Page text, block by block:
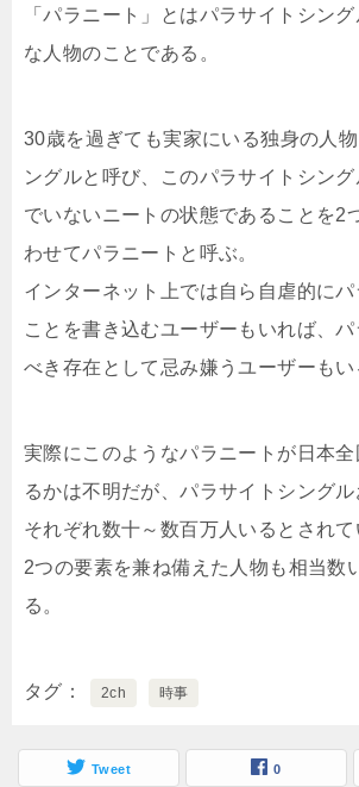
「パラニート」とはパラサイトシン
な人物のことである。
30歳を過ぎても実家にいる独身の人
ングルと呼び、このパラサイトシン
でいないニートの状態であることを2
わせてパラニートと呼ぶ。
インターネット上では自ら自虐的に
ことを書き込むユーザーもいれば、
べき存在として忌み嫌うユーザーもい
実際にこのようなパラニートが日本
るかは不明だが、パラサイトシング
それぞれ数十～数百万人いるとされて
2つの要素を兼ね備えた人物も相当数
る。
タグ 2ch 時事
Tweet 0